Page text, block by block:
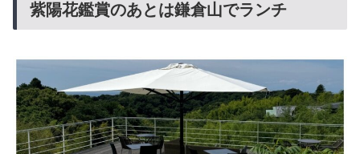
紫陽花鑑賞のあとは鎌倉山でランチ